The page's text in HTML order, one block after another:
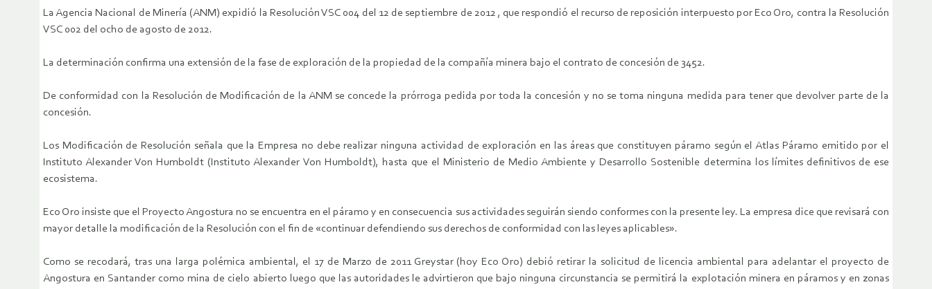
La Agencia Nacional de Minería (ANM) expidió la Resolución VSC 004 del 12 de septiembre de 2012 , que respondió el recurso de reposición interpuesto por Eco Oro, contra la Resolución
VSC 002 del ocho de agosto de 2012.
La determinación confirma una extensión de la fase de exploración de la propiedad de la compañía minera bajo el contrato de concesión de 3452.
De conformidad con la Resolución de Modificación de la ANM se concede la prórroga pedida por toda la concesión y no se toma ninguna medida para tener que devolver parte de la
concesión.
Los Modificación de Resolución señala que la Empresa no debe realizar ninguna actividad de exploración en las áreas que constituyen páramo según el Atlas Páramo emitido por el
Instituto Alexander Von Humboldt (Instituto Alexander Von Humboldt), hasta que el Ministerio de Medio Ambiente y Desarrollo Sostenible determina los límites definitivos de ese
ecosistema.
Eco Oro insiste que el Proyecto Angostura no se encuentra en el páramo y en consecuencia sus actividades seguirán siendo conformes con la presente ley. La empresa dice que revisará con
mayor detalle la modificación de la Resolución con el fin de «continuar defendiendo sus derechos de conformidad con las leyes aplicables».
Como se recodará, tras una larga polémica ambiental, el 17 de Marzo de 2011 Greystar (hoy Eco Oro) debió retirar la solicitud de licencia ambiental para adelantar el proyecto de
Angostura en Santander como mina de cielo abierto luego que las autoridades le advirtieron que bajo ninguna circunstancia se permitirá la explotación minera en páramos y en zonas